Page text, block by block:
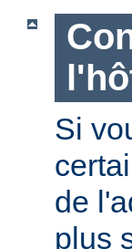
Si
de
plus